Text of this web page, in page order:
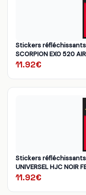
Stickers réfléchissants
SCORPION EXO 520
11.92€
Stickers réfléchissants
UNIVERSEL HJC NOIR
11.92€